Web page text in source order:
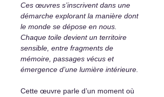
Ces œuvres s’inscrivent dans une
démarche explorant la manière dont
le monde se dépose en nous.
Chaque toile devient un territoire
sensible, entre fragments de
mémoire, passages vécus et
émergence d’une lumière intérieure.
Cette œuvre parle d’un moment où